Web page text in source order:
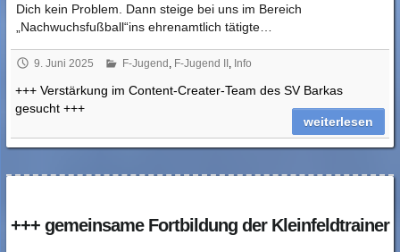
Dich kein Problem. Dann steige bei uns im Bereich
„Nachwuchsfußball“ins ehrenamtlich tätigte…
9. Juni 2025 F-Jugend F-Jugend II Info
+++ Verstärkung im Content-Creater-Team des SV Barkas
gesucht +++
weiterlesen
+++ gemeinsame Fortbildung der Kleinfeldtrainer